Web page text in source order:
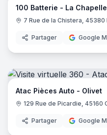
100 Batterie - La
7 Rue de la Chistera,
Partager Google
Atac Pièces Auto - Olivet
129 Rue de Picardie, 45160
Partager Google